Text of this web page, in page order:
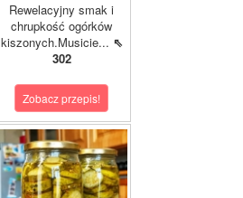
Rewelacyjny smak i
chrupkość ogórków
kiszonych.Musicie... ⇖
302
Zobacz przepis!